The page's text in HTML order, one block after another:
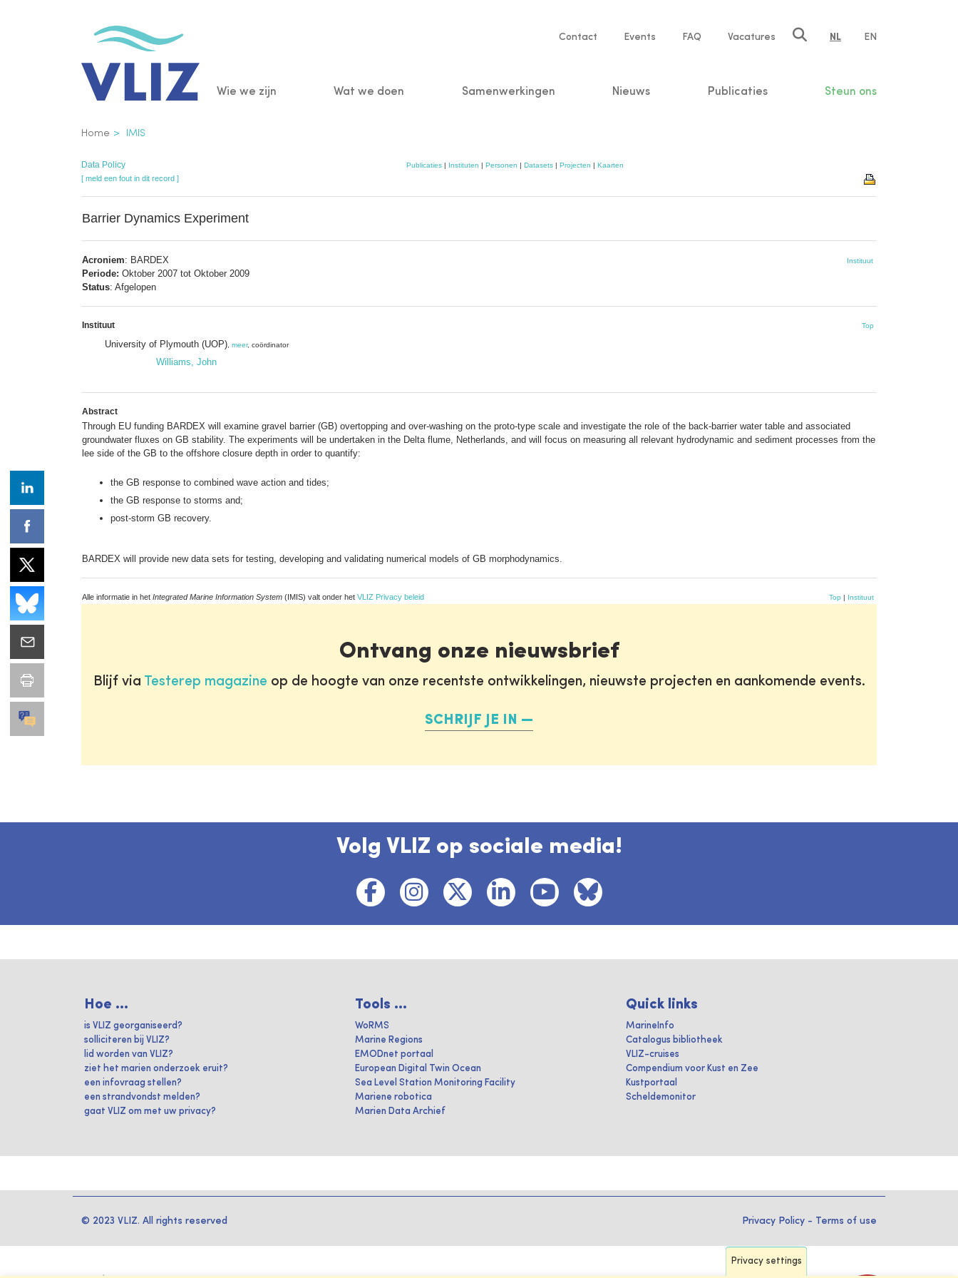
Service
Contact Events FAQ Vacatures NL EN
Main
Wie we zijn Wat we doen Samenwerkingen Nieuws Publicaties Steun ons
Kruimelpad
Home IMIS
Data Policy Publicaties| Instituten | Personen | Datasets| Projecten | Kaarten
[ meld een fout in dit record ]
Barrier Dynamics Experiment
Acroniem: BARDEX
Periode: Oktober 2007 tot Oktober 2009
Status: Afgelopen
Instituut
Instituut Top
University of Plymouth (UOP) meer, coördinator
Williams, John
Abstract
Through EU funding BARDEX will examine gravel barrier (GB) overtopping and over-washing on the proto-type scale and investigate the role of the back-barrier water table and associated
groundwater fluxes on GB stability. The experiments will be undertaken in the Delta flume, Netherlands, and will focus on measuring all relevant hydrodynamic and sediment processes from the
lee side of the GB to the offshore closure depth in order to quantify:
the GB response to combined wave action and tides;
the GB response to storms and;
post-storm GB recovery.
BARDEX will provide new data sets for testing, developing and validating numerical models of GB morphodynamics.
Alle informatie in het Integrated Marine Information System (IMIS) valt onder het VLIZ Privacy beleid Top | Instituut
Ontvang onze nieuwsbrief
Blijf via Testerep magazine op de hoogte van onze recentste ontwikkelingen, nieuwste projecten en aankomende events.
SCHRIJF JE IN
Volg VLIZ op sociale media!
Hoe ...
is VLIZ georganiseerd?
solliciteren bij VLIZ?
lid worden van VLIZ?
ziet het marien onderzoek eruit?
een infovraag stellen?
een strandvondst melden?
gaat VLIZ om met uw privacy?
Tools ...
WoRMS
Marine Regions
EMODnet portaal
European Digital Twin Ocean
Sea Level Station Monitoring Facility
Mariene robotica
Marien Data Archief
Quick links
MarineInfo
Catalogus bibliotheek
VLIZ-cruises
Compendium voor Kust en Zee
Kustportaal
Scheldemonitor
© 2023 VLIZ. All rights reserved Privacy Policy - Terms of use
Privacy settings